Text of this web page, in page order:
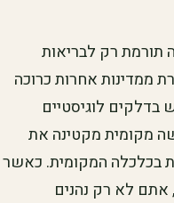
תורמת רק לבריאות
ממדינות אחרות כרוכה
בדלקים לוגיסטיים
מקומית מקטינה את
בכלכלה המקומית. כאשר
אתם לא רק נהנים